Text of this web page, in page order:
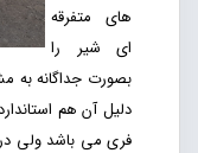
های متفرقه
ای شیر را
بصورت جداگانه به
دلیل آن هم
فری می باشد ولی